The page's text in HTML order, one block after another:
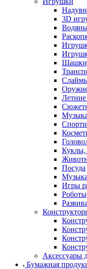
3D
Куклы,
Посуда
Игры
Аксессуары
Бумажная